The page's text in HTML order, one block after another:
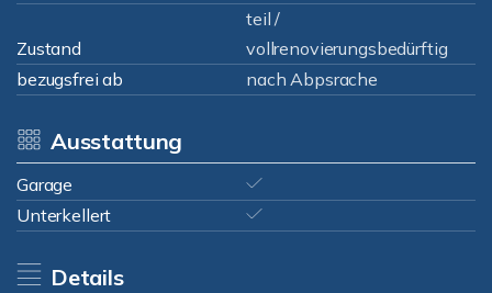
Zustand
teil /
vollrenovierungsbedürftig
bezugsfrei ab
nach Abpsrache
Ausstattung
Garage
Unterkellert
Details